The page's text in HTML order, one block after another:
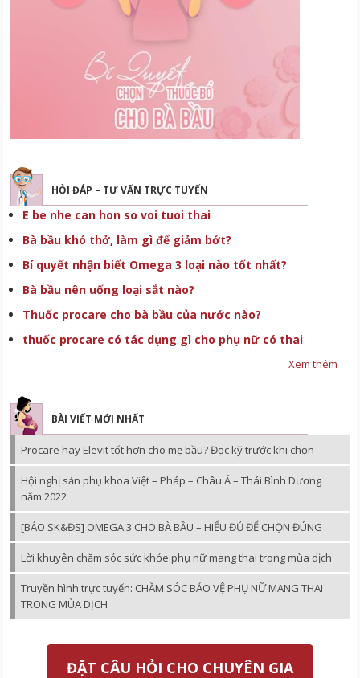
HỎI ĐÁP – TƯ VẤN TRỰC TUYẾN
E be nhe can hon so voi tuoi thai
Bà bầu khó thở, làm gì để giảm bớt?
Bí quyết nhận biết Omega 3 loại nào tốt nhất?
Bà bầu nên uống loại sắt nào?
Thuốc procare cho bà bầu của nước nào?
thuốc procare có tác dụng gì cho phụ nữ có thai
Xem thêm
BÀI VIẾT MỚI NHẤT
Procare hay Elevit tốt hơn cho mẹ bầu? Đọc kỹ trước khi chọn
Hội nghị sản phụ khoa Việt – Pháp – Châu Á – Thái Bình Dương
năm 2022
[BÁO SK&ĐS] OMEGA 3 CHO BÀ BẦU – HIỂU ĐỦ ĐỂ CHỌN ĐÚNG
Lời khuyên chăm sóc sức khỏe phụ nữ mang thai trong mùa dịch
Truyền hình trực tuyến: CHĂM SÓC BẢO VỆ PHỤ NỮ MANG THAI
TRONG MÙA DỊCH
ĐẶT CÂU HỎI CHO CHUYÊN GIA